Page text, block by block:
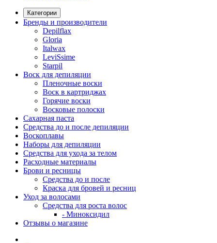
Категории
Бренды и производители
Depilflax
Gloria
Italwax
LeviSsime
Starpil
Воск для депиляции
Пленочные воски
Воск в картриджах
Горячие воски
Восковые полоски
Сахарная паста
Средства до и после депиляции
Воскоплавы
Наборы для депиляции
Средства для ухода за телом
Расходные материалы
Брови и ресницы
Средства до и после
Краска для бровей и ресниц
Уход за волосами
Средства для роста волос
- Миноксидил
Отзывы о магазине